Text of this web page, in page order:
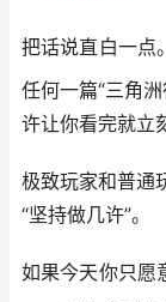
把话说直白一点。
任何一篇“三角
许让你看完就立
极致玩家和普通
“坚持做几许”。
如果今天你只愿